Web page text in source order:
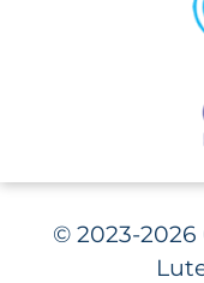
©2023-2026